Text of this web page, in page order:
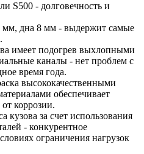
S500 - долговечность и
мм, дна 8 мм - выдержит самые
имеет подогрев выхлопными
каналы - нет проблем с
время года.
высококачественными
обеспечивает
коррозии.
кузова за счет использования
- конкурентное
ограничения нагрузок